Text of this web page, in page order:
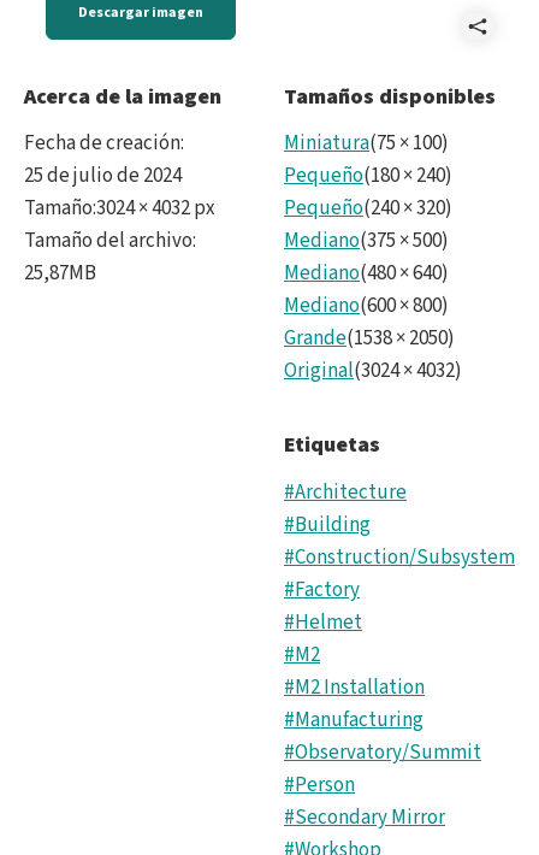
Descargar imagen
E
Acerca de la imagen
Fecha de creación:
25 de julio de 2024
Tamaño:3024 × 4032 px
Tamaño del archivo:
25,87MB
Tamaños disponibles
Miniatura(75 ×100)
Pequeño(180×240)
Pequeño(240×320)
Mediano(375 ×500)
Mediano(480×640)
Mediano(600×800)
Grande(1538×2050)
Original(3024×4032)
Etiquetas
#Architecture
#Building
#Construction/Subsystem
#Factory
#Helmet
#M2
#M2 Installation
#Manufacturing
#Observatory/Summit
#Person
#Secondary Mirror